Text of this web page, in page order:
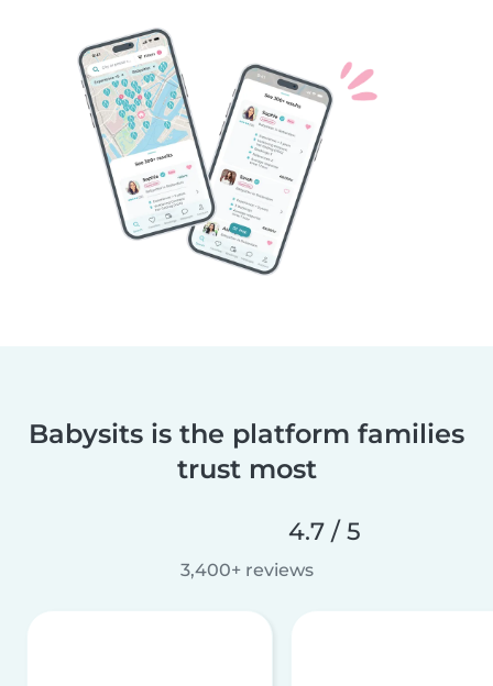
Babysits is the platform families
trust most
4.7 / 5
3,400+ reviews